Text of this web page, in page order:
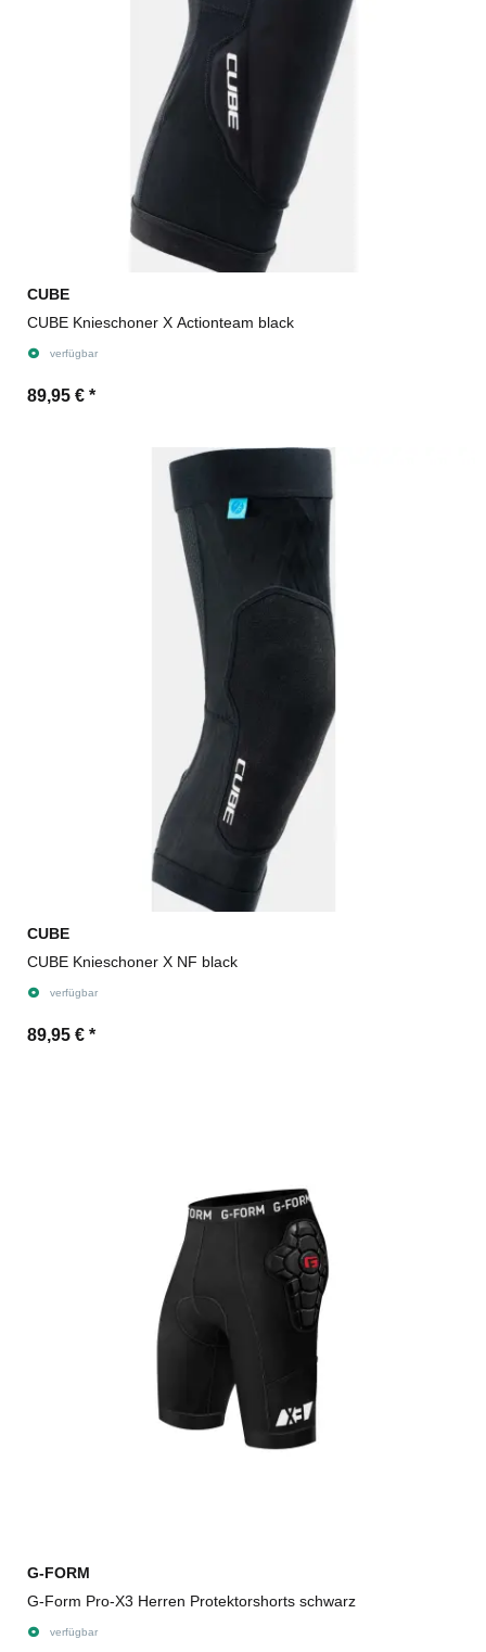
CUBE
CUBE Knieschoner X Actionteam black
verfügbar
89,95 € *
CUBE
CUBE Knieschoner X NF black
verfügbar
89,95 € *
G-FORM
G-Form Pro-X3 Herren Protektorshorts schwarz
verfügbar